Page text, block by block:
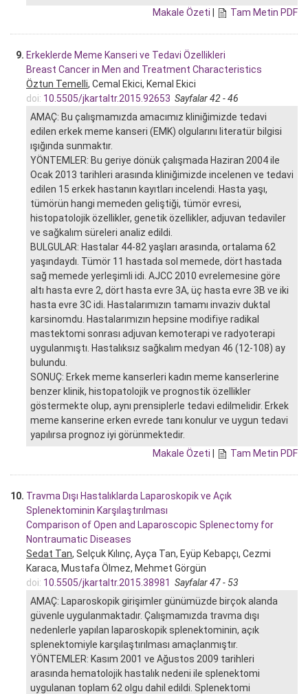
Makale Özeti | Tam Metin PDF
9. Erkeklerde Meme Kanseri ve Tedavi Özellikleri
Breast Cancer in Men and Treatment Characteristics
Öztun Temelli, Cemal Ekici, Kemal Ekici
doi: 10.5505/jkartaltr.2015.92653 Sayfalar 42 - 46
AMAÇ: Bu çalışmamızda amacımız kliniğimizde tedavi
edilen erkek meme kanseri (EMK) olgularını literatür bilgisi
ışığında sunmaktır.
YÖNTEMLER: Bu geriye dönük çalışmada Haziran 2004 ile
Ocak 2013 tarihleri arasında kliniğimizde incelenen ve tedavi
edilen 15 erkek hastanın kayıtları incelendi. Hasta yaşı,
tümörün hangi memeden geliştiği, tümör evresi,
histopatolojik özellikler, genetik özellikler, adjuvan tedaviler
ve sağkalım süreleri analiz edildi.
BULGULAR: Hastalar 44-82 yaşları arasında, ortalama 62
yaşındaydı. Tümör 11 hastada sol memede, dört hastada
sağ memede yerleşimli idi. AJCC 2010 evrelemesine göre
altı hasta evre 2, dört hasta evre 3A, üç hasta evre 3B ve iki
hasta evre 3C idi. Hastalarımızın tamamı invaziv duktal
karsinomdu. Hastalarımızın hepsine modifiye radikal
mastektomi sonrası adjuvan kemoterapi ve radyoterapi
uygulanmıştı. Hastalıksız sağkalım medyan 46 (12-108) ay
bulundu.
SONUÇ: Erkek meme kanserleri kadın meme kanserlerine
benzer klinik, histopatolojik ve prognostik özellikler
göstermekte olup, aynı prensiplerle tedavi edilmelidir. Erkek
meme kanserine erken evrede tanı konulur ve uygun tedavi
yapılırsa prognoz iyi görünmektedir.
Makale Özeti | Tam Metin PDF
10. Travma Dışı Hastalıklarda Laparoskopik ve Açık
Splenektominin Karşılaştırılması
Comparison of Open and Laparoscopic Splenectomy for
Nontraumatic Diseases
Sedat Tan, Selçuk Kılınç, Ayça Tan, Eyüp Kebapçı, Cezmi
Karaca, Mustafa Ölmez, Mehmet Görgün
doi: 10.5505/jkartaltr.2015.38981 Sayfalar 47 - 53
AMAÇ: Laparoskopik girişimler günümüzde birçok alanda
güvenle uygulanmaktadır. Çalışmamızda travma dışı
nedenlerle yapılan laparoskopik splenektominin, açık
splenektomiyle karşılaştırılması amaçlanmıştır.
YÖNTEMLER: Kasım 2001 ve Ağustos 2009 tarihleri
arasında hematolojik hastalık nedeni ile splenektomi
uygulanan toplam 62 olgu dahil edildi. Splenektomi